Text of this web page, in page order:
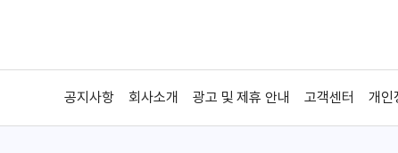
공지사항 회사소개 광고 및 제휴 안내 고객센터 개인